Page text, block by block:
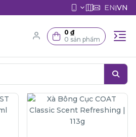
EN|VN
0 ₫
0 sản phẩm